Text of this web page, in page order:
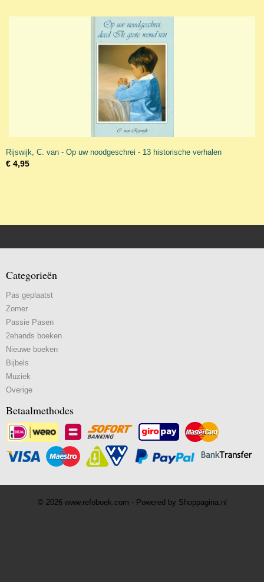
Rijswijk, C. van - Op uw noodgeschrei - 13 historische verhalen
€ 4,95
Categorieën
Pas geplaatst
Zomer
Passie Pasen
2ehands boeken
Nieuwe boeken
Bijbels
Muziek
Overige
Betaalmethodes
© 2026 www.refoboek.com - Powered by Shoppagina.nl